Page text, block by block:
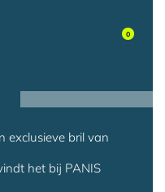
0
exclusieve bril van
het bij PANIS